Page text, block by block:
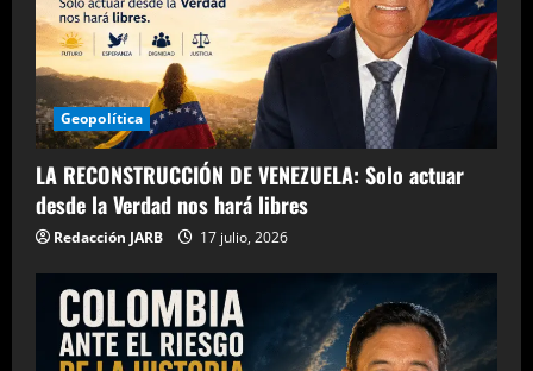
Geopolítica
LA RECONSTRUCCIÓN DE VENEZUELA: Solo actuar
desde la Verdad nos hará libres
Redacción JARB 17 julio, 2026